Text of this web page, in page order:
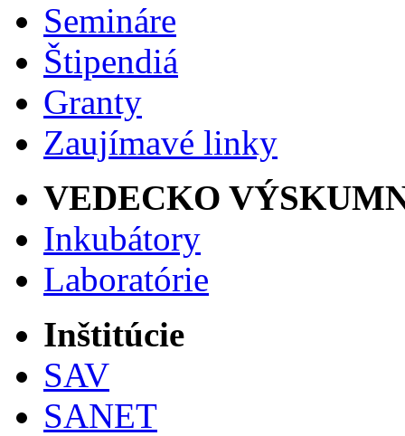
Semináre
Štipendiá
Granty
Zaujímavé linky
VEDECKO
Inkubátory
Laboratórie
Inštitúcie
SAV
SANET